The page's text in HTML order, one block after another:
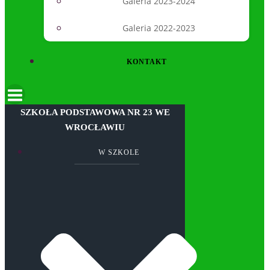
Galeria 2022-2023
KONTAKT
SZKOŁA PODSTAWOWA NR 23 WE
WROCŁAWIU
W SZKOLE